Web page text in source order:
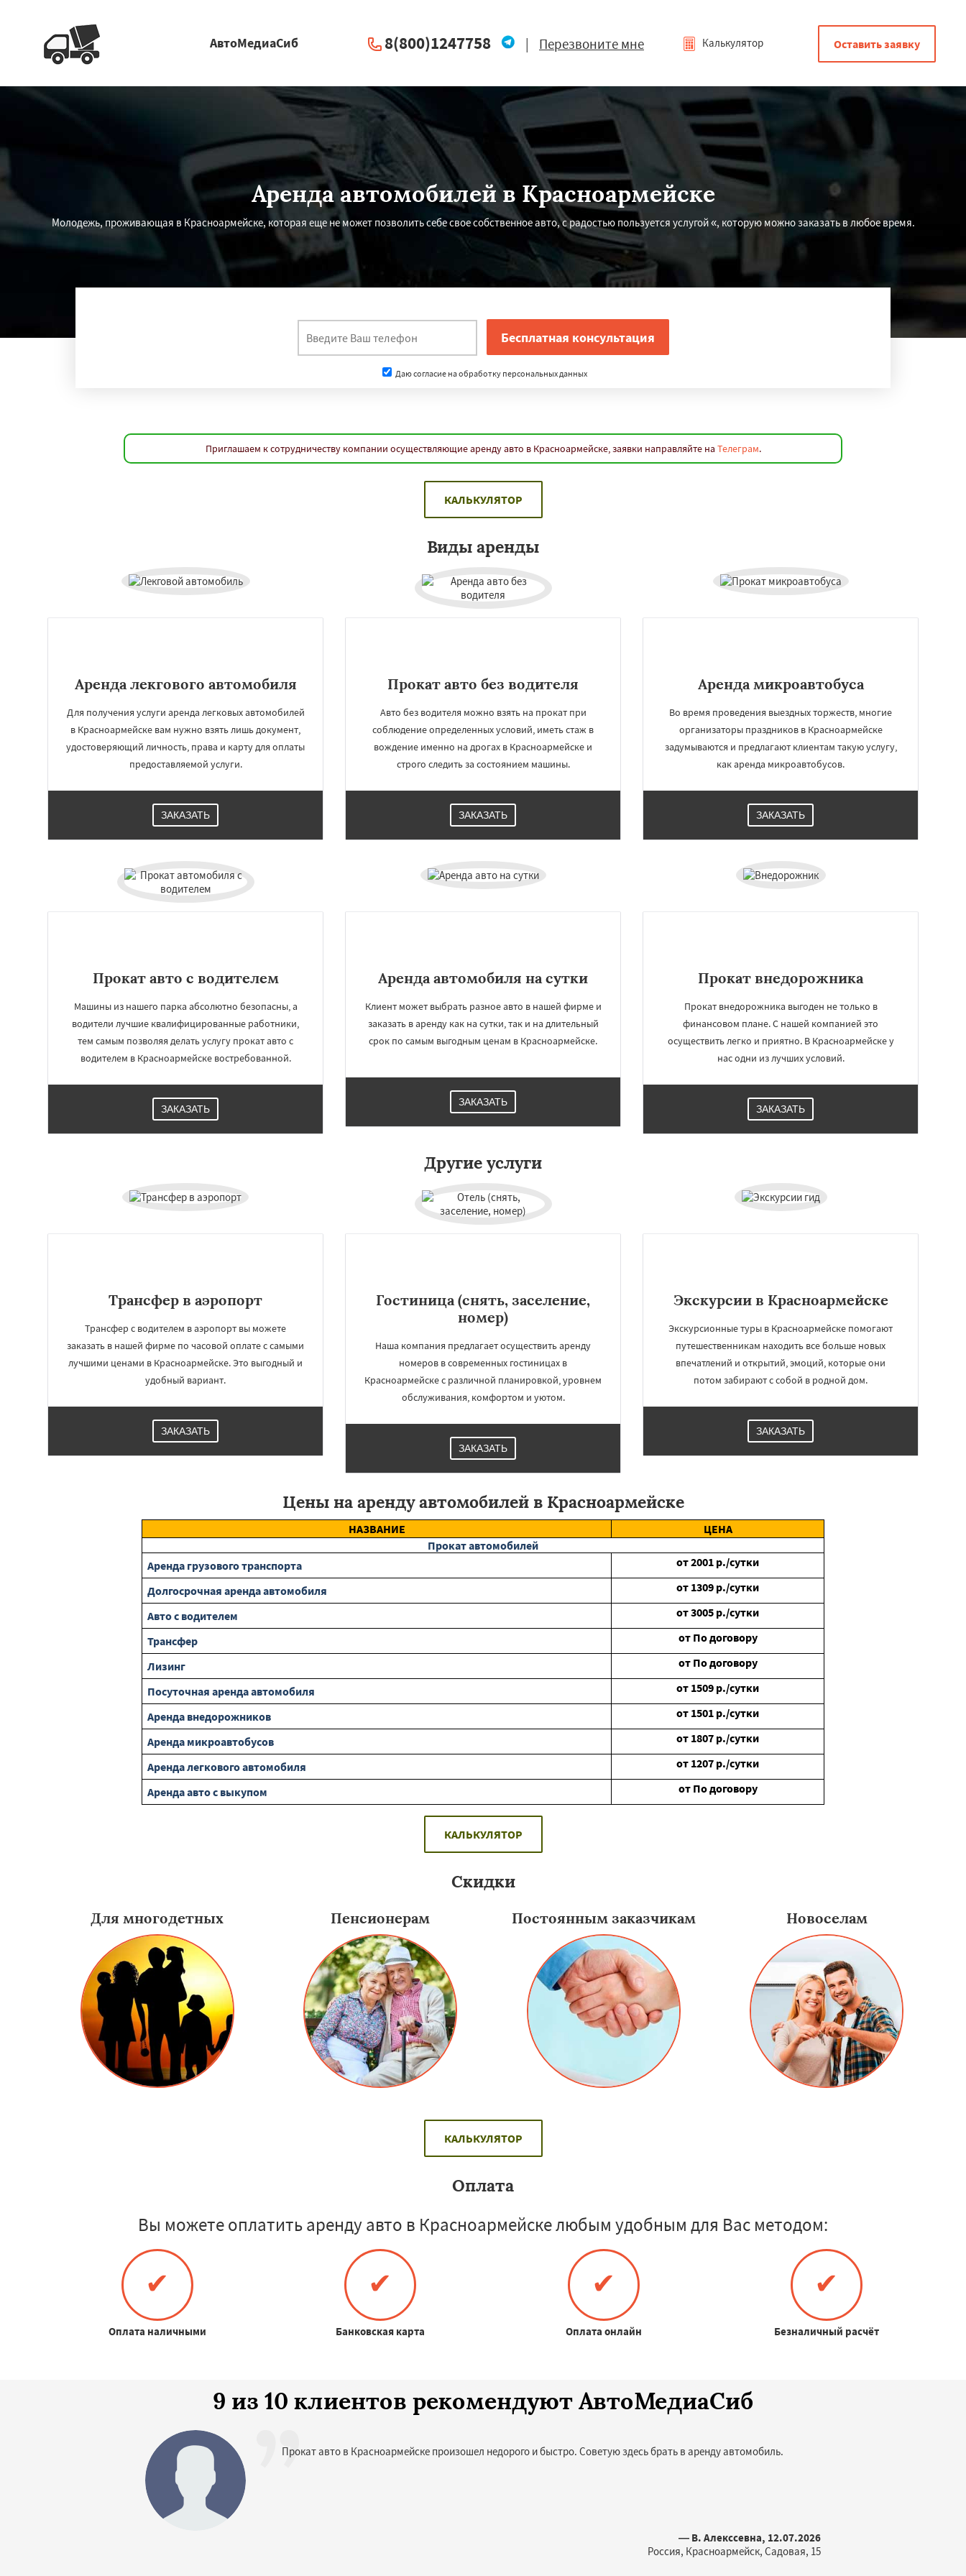
Кубинка
Орехово-Зуево
Павловский Посад
Пущино Раменское
Сергиев Посад
Солнечногорск
Химки Хотьково
Чехов
АвтоМедиаСиб 8(800)1247758 | Перезвоните мне Калькулятор Оставить заявку
Аренда автомобилей в Красноармейске
Молодежь, проживающая в Красноармейске, которая еще не может позволить себе свое собственное авто, с радостью пользуется услугой «, которую можно заказать в любое время.
Даю согласие на обработку персональных данных
Приглашаем к сотрудничеству компании осуществляющие аренду авто в Красноармейске, заявки направляйте на Телеграм.
КАЛЬКУЛЯТОР
Виды аренды
Аренда лекгового автомобиля
Для получения услуги аренда легковых автомобилей
в Красноармейске вам нужно взять лишь документ,
удостоверяющий личность, права и карту для оплаты
предоставляемой услуги.
ЗАКАЗАТЬ
Прокат авто без водителя
Авто без водителя можно взять на прокат при
соблюдение определенных условий, иметь стаж в
вождение именно на дрогах в Красноармейске и
строго следить за состоянием машины.
ЗАКАЗАТЬ
Аренда микроавтобуса
Во время проведения выездных торжеств, многие
организаторы праздников в Красноармейске
задумываются и предлагают клиентам такую услугу,
как аренда микроавтобусов.
ЗАКАЗАТЬ
Прокат авто с водителем
Машины из нашего парка абсолютно безопасны, а
водители лучшие квалифицированные работники,
тем самым позволяя делать услугу прокат авто с
водителем в Красноармейске востребованной.
ЗАКАЗАТЬ
Аренда автомобиля на сутки
Клиент может выбрать разное авто в нашей фирме и
заказать в аренду как на сутки, так и на длительный
срок по самым выгодным ценам в Красноармейске.
ЗАКАЗАТЬ
Прокат внедорожника
Прокат внедорожника выгоден не только в
финансовом плане. С нашей компанией это
осуществить легко и приятно. В Красноармейске у
нас одни из лучших условий.
ЗАКАЗАТЬ
Другие услуги
Трансфер в аэропорт
Трансфер с водителем в аэропорт вы можете
заказать в нашей фирме по часовой оплате с самыми
лучшими ценами в Красноармейске. Это выгодный и
удобный вариант.
ЗАКАЗАТЬ
Гостиница (снять, заселение,
номер)
Наша компания предлагает осуществить аренду
номеров в современных гостиницах в
Красноармейске с различной планировкой, уровнем
обслуживания, комфортом и уютом.
ЗАКАЗАТЬ
Экскурсии в Красноармейске
Экскурсионные туры в Красноармейске помогают
путешественникам находить все больше новых
впечатлений и открытий, эмоций, которые они
потом забирают с собой в родной дом.
ЗАКАЗАТЬ
Цены на аренду автомобилей в Красноармейске
НАЗВАНИЕ
ЦЕНА
Прокат автомобилей
Аренда грузового транспорта
от2001 р./сутки
Долгосрочная аренда автомобиля
от 1309 р./сутки
Авто с водителем
от3005 р./сутки
Трансфер
от По договору
Лизинг
от По договору
Посуточная аренда автомобиля
от 1509 р./сутки
Аренда внедорожников
от 1501 р./сутки
Аренда микроавтобусов
от 1807 р./сутки
Аренда легкового автомобиля
от 1207 р./сутки
Аренда авто с выкупом
от По договору
КАЛЬКУЛЯТОР
Скидки
Для многодетных Пенсионерам Постоянным заказчикам Новоселам
КАЛЬКУЛЯТОР
Оплата
Вы можете оплатить аренду авто в Красноармейске любым удобным для Вас методом:
✔
Оплата наличными
✔
Банковская карта
✔
Оплата онлайн
✔
Безналичный расчёт
9 из 10 клиентов рекомендуют АвтоМедиаСиб
Прокат авто в Красноармейске произошел недорого и быстро. Советую здесь брать в аренду автомобиль.
— В. Алекссевна, 12.07.2026
Россия, Красноармейск, Садовая, 15
УЗНАТЬ ПОДРОБНЕЕ